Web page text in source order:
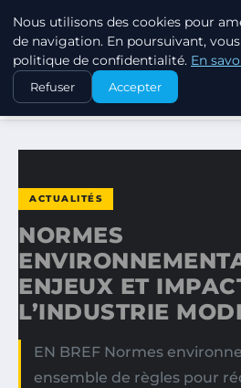
EXXON CLIMATE
ACCUEIL
ACTUALITÉS
NORMES ENVIRONNEMENTALES :
ACTUALITÉS
NORMES
ENJEUX ET
L’INDUSTRIE
EN BREF Normes
ensemble de règles pour
Nous utilisons des cookies pour
de navigation. En poursuivant,
politique de confidentialité. En
Refuser Accepter